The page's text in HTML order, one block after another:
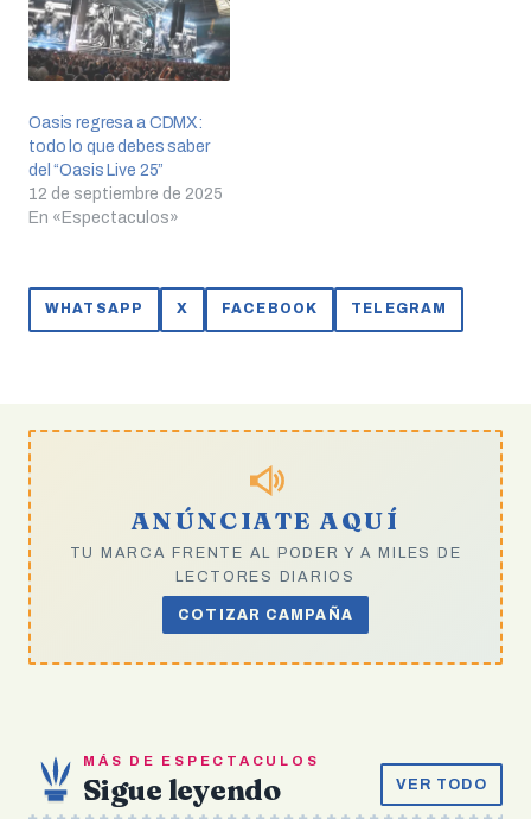
Oasis regresa a CDMX:
todo lo que debes saber
del “Oasis Live 25”
12 de septiembre de 2025
En «Espectaculos»
WHATSAPP X FACEBOOK TELEGRAM
ANÚNCIATE AQUÍ
TU MARCA FRENTE AL PODER Y A MILES DE
LECTORES DIARIOS
COTIZAR CAMPAÑA
MÁS DE ESPECTACULOS
Sigue leyendo VER TODO